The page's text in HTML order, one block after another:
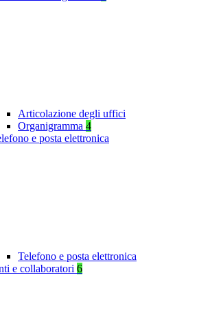
Articolazione degli uffici
Organigramma 4
e posta elettronica
Telefono e posta elettronica
e collaboratori 6